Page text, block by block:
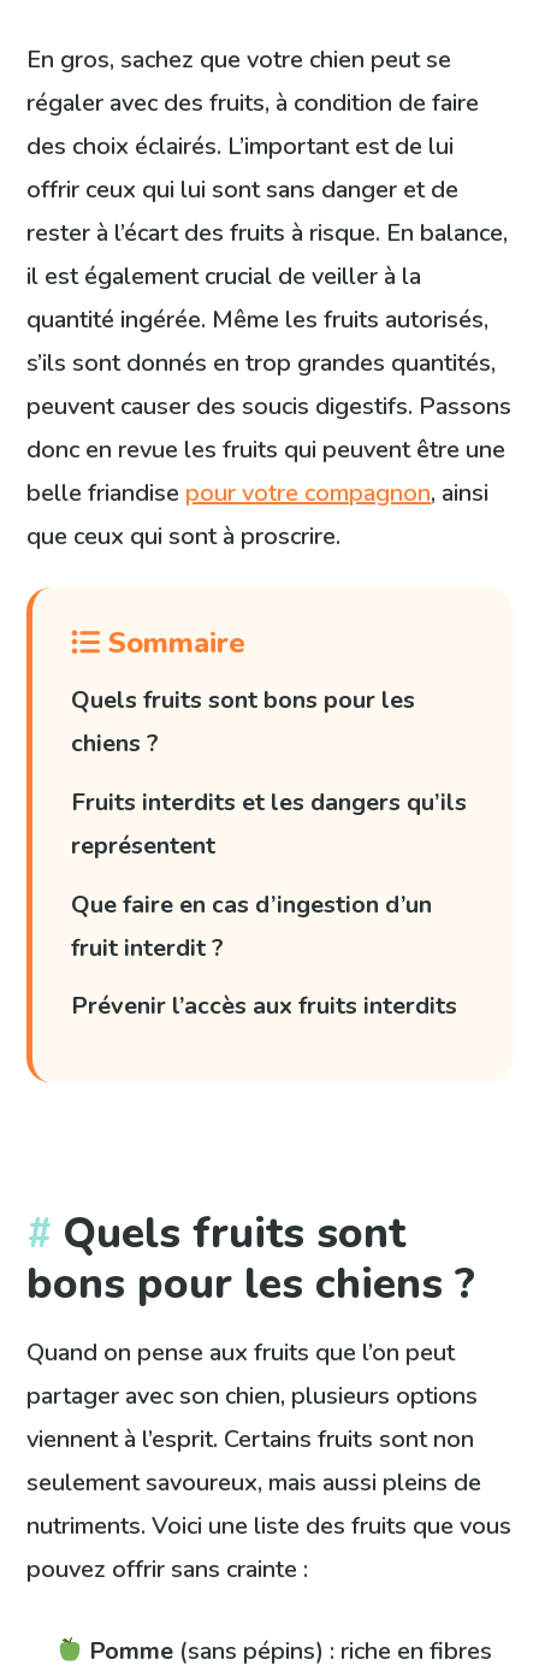
En gros, sachez que votre chien peut se
régaler avec des fruits, à condition de faire
des choix éclairés. L’important est de lui
offrir ceux qui lui sont sans danger et de
rester à l’écart des fruits à risque. En balance,
il est également crucial de veiller à la
quantité ingérée. Même les fruits autorisés,
s’ils sont donnés en trop grandes quantités,
peuvent causer des soucis digestifs. Passons
donc en revue les fruits qui peuvent être une
belle friandise pour votre compagnon, ainsi
que ceux qui sont à proscrire.
Sommaire
Quels fruits sont bons pour les
chiens ?
Fruits interdits et les dangers qu’ils
représentent
Que faire en cas d’ingestion d’un
fruit interdit ?
Prévenir l’accès aux fruits interdits
Quels fruits sont
bons pour les chiens ?
Quand on pense aux fruits que l’on peut
partager avec son chien, plusieurs options
viennent à l’esprit. Certains fruits sont non
seulement savoureux, mais aussi pleins de
nutriments. Voici une liste des fruits que vous
pouvez offrir sans crainte :
Pomme (sans pépins) : riche en fibres